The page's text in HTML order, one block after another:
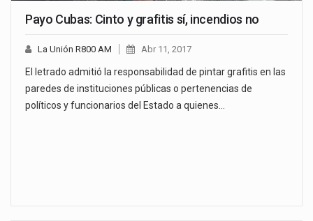
Payo Cubas: Cinto y grafitis sí, incendios no
La Unión R800 AM Abr 11, 2017
El letrado admitió la responsabilidad de pintar grafitis en las
paredes de instituciones públicas o pertenencias de
políticos y funcionarios del Estado a quienes…